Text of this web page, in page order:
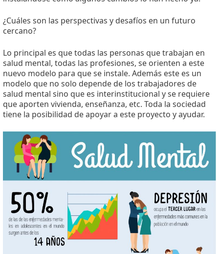
¿Cuáles son las perspectivas y desafíos en un futuro
cercano?
Lo principal es que todas las personas que trabajan en
salud mental, todas las profesiones, se orienten a este
nuevo modelo para que se instale. Además este es un
modelo que no solo depende de los trabajadores de
salud mental sino que es interinstitucional y se requiere
que aporten vivienda, enseñanza, etc. Toda la sociedad
tiene la posibilidad de apoyar a este proyecto y ayudar.